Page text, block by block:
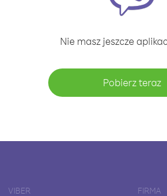
Nie masz jeszcze
Pobierz teraz
VIBER FIRMA